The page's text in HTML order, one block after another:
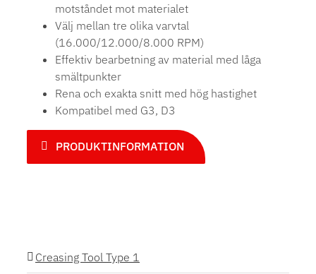
motståndet mot materialet
Välj mellan tre olika varvtal
(16.000/12.000/8.000 RPM)
Effektiv bearbetning av material med låga
smältpunkter
Rena och exakta snitt med hög hastighet
Kompatibel med G3, D3
PRODUKTINFORMATION
Creasing Tool Type 1